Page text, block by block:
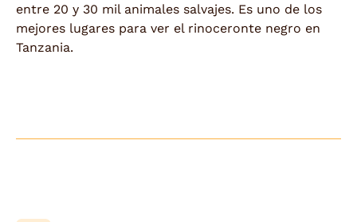
entre 20 y 30 mil animales salvajes. Es uno de los
mejores lugares para ver el rinoceronte negro en
Tanzania.